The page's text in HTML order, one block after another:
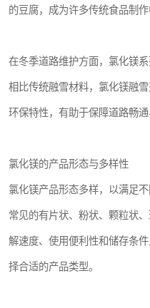
的豆腐，成为许多传统食品制作
在冬季道路维护方面，氯化镁
相比传统融雪材料，氯化镁融
环保特性，有助于保障道路畅
氯化镁的产品形态与多样性
氯化镁产品形态多样，以满足不
常见的有片状、粉状、颗粒状
解速度、使用便利性和储存条
择合适的产品类型。